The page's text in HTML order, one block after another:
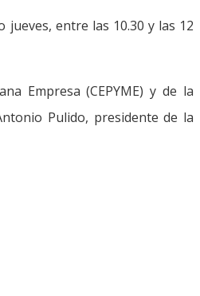
jueves, entre las 10.30 y las 12
Empresa (CEPYME) y de la
Pulido, presidente de la